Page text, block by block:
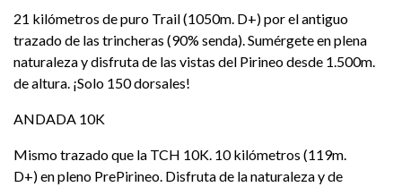
21 kilómetros de puro Trail (1050m. D+) por el antiguo
trazado de las trincheras (90% senda). Sumérgete en plena
naturaleza y disfruta de las vistas del Pirineo desde 1.500m.
de altura. ¡Solo 150 dorsales!
ANDADA 10K
Mismo trazado que la TCH 10K. 10 kilómetros (119m.
D+) en pleno PrePirineo. Disfruta de la naturaleza y de